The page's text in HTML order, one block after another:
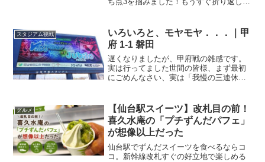
グラウンドですので、今日の試合で折り
返しってこ...
スタジアム観戦
いろいろと、モヤモヤ．．．｜甲
府 1-1 磐田
遅くなりましたが、甲府戦の雑感です。
実は行ってました世間の皆様、まず最初
にごめんなさい、実は「我慢の三連休」
か、ステイホームすべきか、悩みに悩ん
だのですが、行って...
グルメ
【仙台駅スイーツ】改札目の前！
喜久水庵の「プチずんだパフェ」
が想像以上だった
仙台駅でずんだスイーツを食べるならコ
コ。新幹線改札すぐの好立地で楽しめる